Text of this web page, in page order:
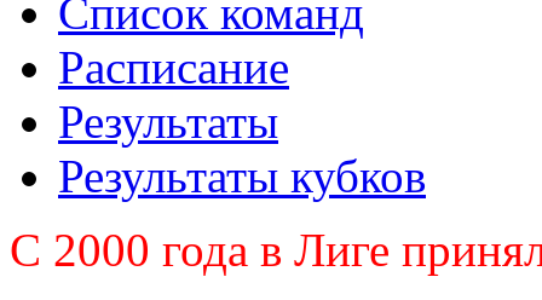
Список команд
Расписание
Результаты
Результаты кубков
C 2000 года в Лиге